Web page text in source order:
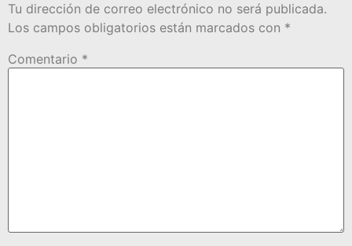
Tu dirección de correo electrónico no será publicada.
Los campos obligatorios están marcados con *
Comentario *